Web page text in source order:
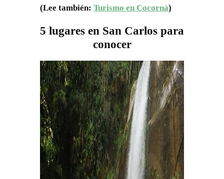
(Lee también: Turismo en Cocorná)
5 lugares en San Carlos para
conocer